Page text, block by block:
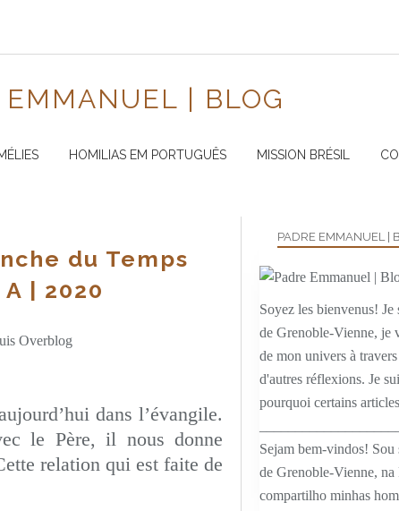
EMMANUEL | BLOG
HOMILIAS EM PORTUGUÊS MISSION BRÉSIL
du Temps
| 2020
Overblog
dans l’évangile.
le Père, il nous donne
relation qui est faite de
PADRE EMMANUEL |
Soyez les bienvenus! Je
de Grenoble-Vienne, je
de mon univers à
d'autres réflexions. Je
pourquoi certains
Sejam bem-vindos! Sou
de Grenoble-Vienne,
compartilho minhas